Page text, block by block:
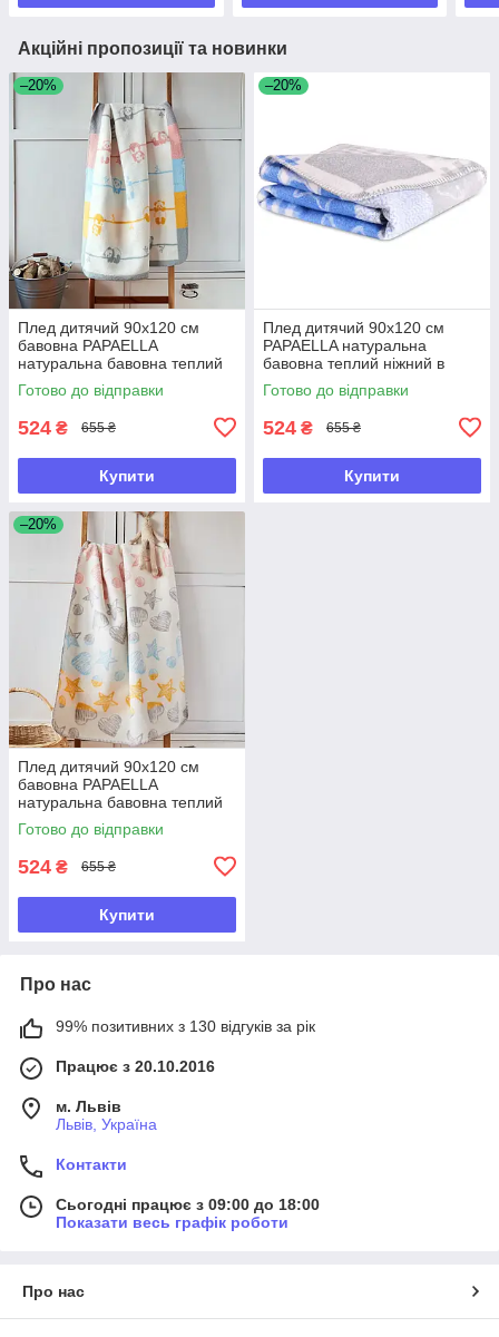
Акційні пропозиції та новинки
–20%
Плед дитячий 90х120 см
бавовна PAPAELLA
натуральна бавовна теплий
ніжний в ліжечко візочок
панда
Готово до відправки
524 ₴ 655 ₴
Купити
–20%
Плед дитячий 90х120 см
PAPAELLA натуральна
бавовна теплий ніжний в
ліжечко візочок киця
Готово до відправки
524 ₴ 655 ₴
Купити
–20%
Плед дитячий 90х120 см
бавовна PAPAELLA
натуральна бавовна теплий
ніжний в ліжечко візочок
Готово до відправки
524 ₴ 655 ₴
Купити
Про нас
99% позитивних з 130 відгуків за рік
Працює з 20.10.2016
м. Львів
Львів, Україна
Контакти
Сьогодні працює з 09:00 до 18:00
Показати весь графік роботи
Про нас